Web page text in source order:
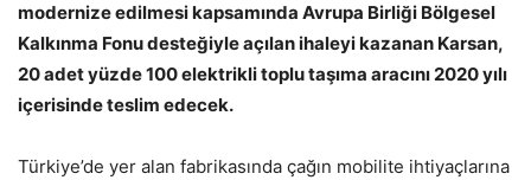
modernize edilmesi kapsamında Avrupa Birliği Bölgesel
Kalkınma Fonu desteğiyle açılan ihaleyi kazanan Karsan,
20 adet yüzde 100 elektrikli toplu taşıma aracını 2020 yılı
içerisinde teslim edecek.
Türkiye’de yer alan fabrikasında çağın mobilite ihtiyaçlarına